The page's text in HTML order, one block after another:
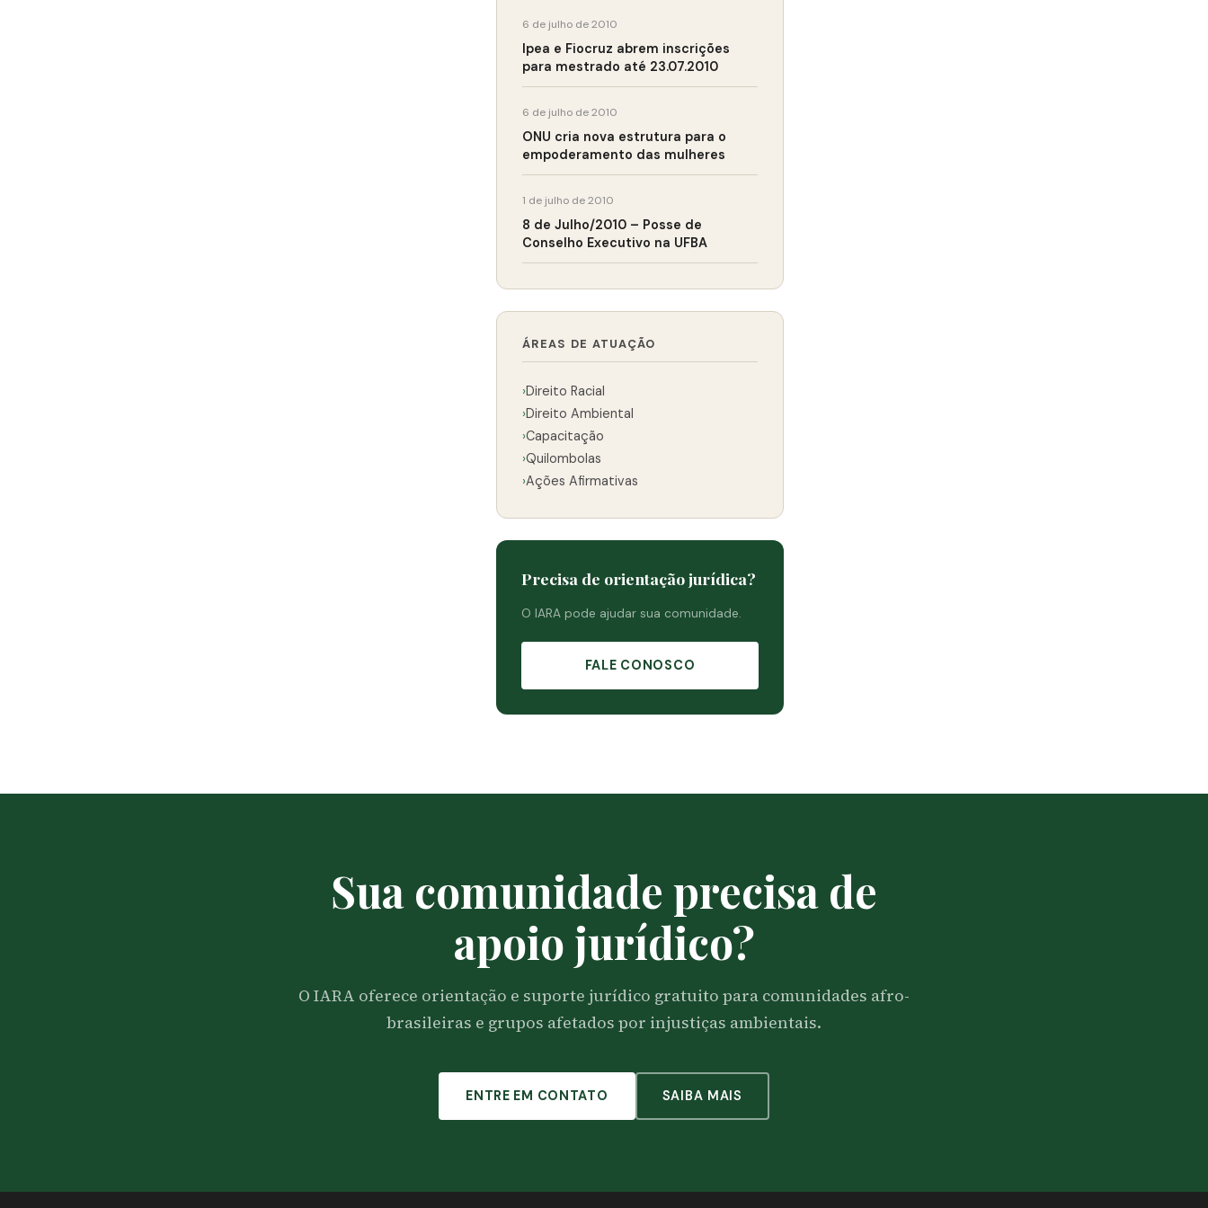
6 de julho de 2010
Ipea e Fiocruz abrem inscrições
para mestrado até 23.07.2010
6 de julho de 2010
ONU cria nova estrutura para o
empoderamento das mulheres
1 de julho de 2010
8 de Julho/2010 – Posse de
Conselho Executivo na UFBA
ÁREAS DE ATUAÇÃO
›Direito Racial
›Direito Ambiental
›Capacitação
›Quilombolas
›Ações Afirmativas
Precisa de orientação jurídica?
O IARA pode ajudar sua comunidade.
FALE CONOSCO
Sua comunidade precisa de
apoio jurídico?
O IARA oferece orientação e suporte jurídico gratuito para comunidades afro-
brasileiras e grupos afetados por injustiças ambientais.
ENTRE EM CONTATO SAIBA MAIS